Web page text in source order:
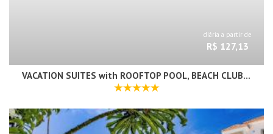
diária a partir de
R$ 127,13
VACATION SUITES with ROOFTOP POOL, BEACH CLUB, SPA, RESTAURANTS - Playa Los Corales